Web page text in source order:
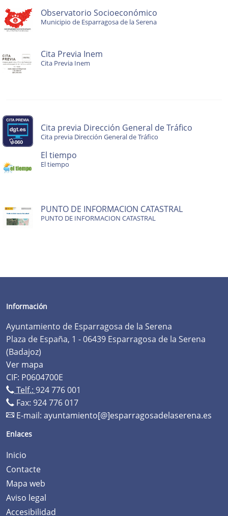
Observatorio Socioeconómico
Municipio de Esparragosa de la Serena
Cita Previa Inem
Cita Previa Inem
Cita previa Dirección General de Tráfico
Cita previa Dirección General de Tráfico
El tiempo
El tiempo
PUNTO DE INFORMACION CATASTRAL
PUNTO DE INFORMACION CATASTRAL
Información
Ayuntamiento de Esparragosa de la Serena
Plaza de España, 1 - 06439 Esparragosa de la Serena
(Badajoz)
Ver mapa
CIF: P0604700E
Telf.: 924 776 001
Fax: 924 776 017
E-mail: ayuntamiento[@]esparragosadelaserena.es
Enlaces
Inicio
Contacte
Mapa web
Aviso legal
Accesibilidad